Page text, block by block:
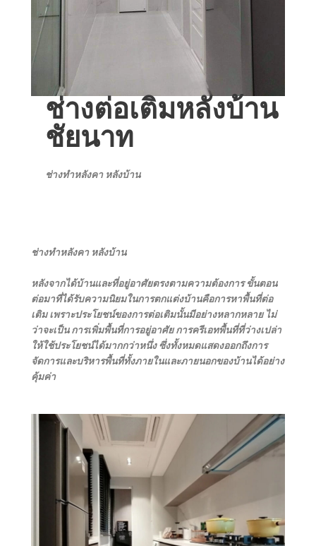
ช่างต่อเติมหลังบ้าน
ชัยนาท
ช่างทําหลังคา หลังบ้าน
ช่างทําหลังคา หลังบ้าน
หลังจากได้บ้านและที่อยู่อาศัยตรงตามความต้องการ ขั้นตอน
ต่อมาที่ได้รับความนิยมในการตกแต่งบ้านคือการหาพื้นที่ต่อ
เติม เพราะประโยชน์ของการต่อเติมนั้นมีอย่างหลากหลาย ไม่
ว่าจะเป็น การเพิ่มพื้นที่การอยู่อาศัย การครีเอทพื้นที่ที่ว่างเปล่า
ให้ใช้ประโยชน์ได้มากกว่าหนึ่ง ซึ่งทั้งหมดแสดงออกถึงการ
จัดการและบริหารพื้นที่ทั้งภายในและภายนอกของบ้านได้อย่าง
คุ้มค่า